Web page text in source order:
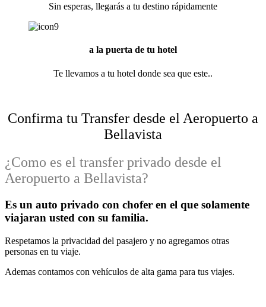
Sin esperas, llegarás a tu destino rápidamente
a la puerta de tu hotel
Te llevamos a tu hotel donde sea que este..
Confirma tu Transfer desde el Aeropuerto a
Bellavista
¿Como es el transfer privado desde el
Aeropuerto a Bellavista?
Es un auto privado con chofer en el que solamente
viajaran usted con su familia.
Respetamos la privacidad del pasajero y no agregamos otras
personas en tu viaje.
Ademas contamos con vehículos de alta gama para tus viajes.